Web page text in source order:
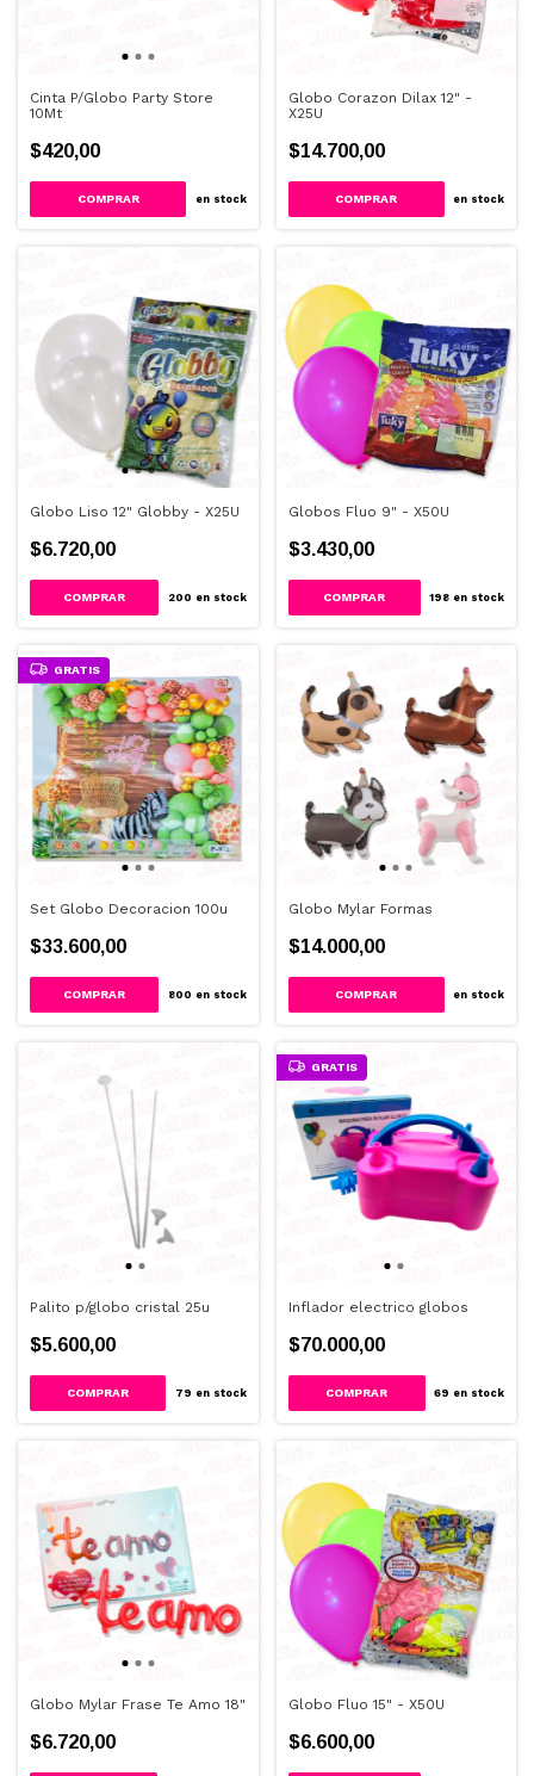
Cinta P/Globo Party Store
10Mt
$420,00
en stock
Globo Corazon Dilax 12" -
X25U
$14.700,00
en stock
Globo Liso 12" Globby - X25U
$6.720,00
200 en stock
Globos Fluo 9" - X50U
$3.430,00
198 en stock
GRATIS
Set Globo Decoracion 100u
$33.600,00
COMPRAR 800 en stock
Globo Mylar Formas
$14.000,00
COMPRAR en stock
Palito p/globo cristal 25u
$5.600,00
79 en stock
GRATIS
Inflador electrico globos
$70.000,00
69 en stock
Globo Mylar Frase Te Amo 18"
$6.720,00
Globo Fluo 15" - X50U
$6.600,00